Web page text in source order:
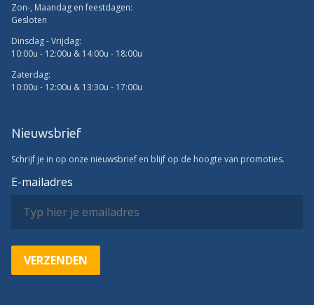
Zon-, Maandag en feestdagen:
Gesloten
Dinsdag - Vrijdag:
10:00u - 12:00u & 14:00u - 18:00u
Zaterdag:
10:00u - 12:00u & 13:30u - 17:00u
Nieuwsbrief
Schrijf je in op onze nieuwsbrief en blijf op de hoogte van promoties.
E-mailadres
VERZENDEN